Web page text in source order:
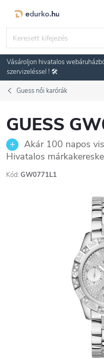
Vásároljon hivatalos
szervizeléssel ! 🛠️
Guess női karórák
GUESS
Akár 100 napos
Hivatalos
Kód: GW0771L1